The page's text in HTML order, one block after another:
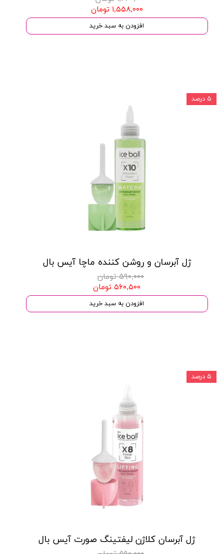
۱,۵۵۸,۰۰۰ تومان
افزودن به سبد خرید
ژل آبرسان و روشن کننده ماچا آیس بال
۵۹۰,۰۰۰ تومان
۵۶۰,۵۰۰ تومان
افزودن به سبد خرید
۵ درصد
ژل آبرسان کلاژن لیفتینگ صورت آیس بال
۵ درصد